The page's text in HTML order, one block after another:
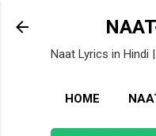
Skip
Naat Lyrics in Hindi
HOME